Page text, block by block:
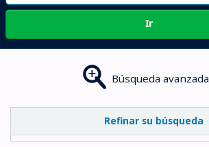
Ir
Búsqueda avanzada
Refinar su búsqueda